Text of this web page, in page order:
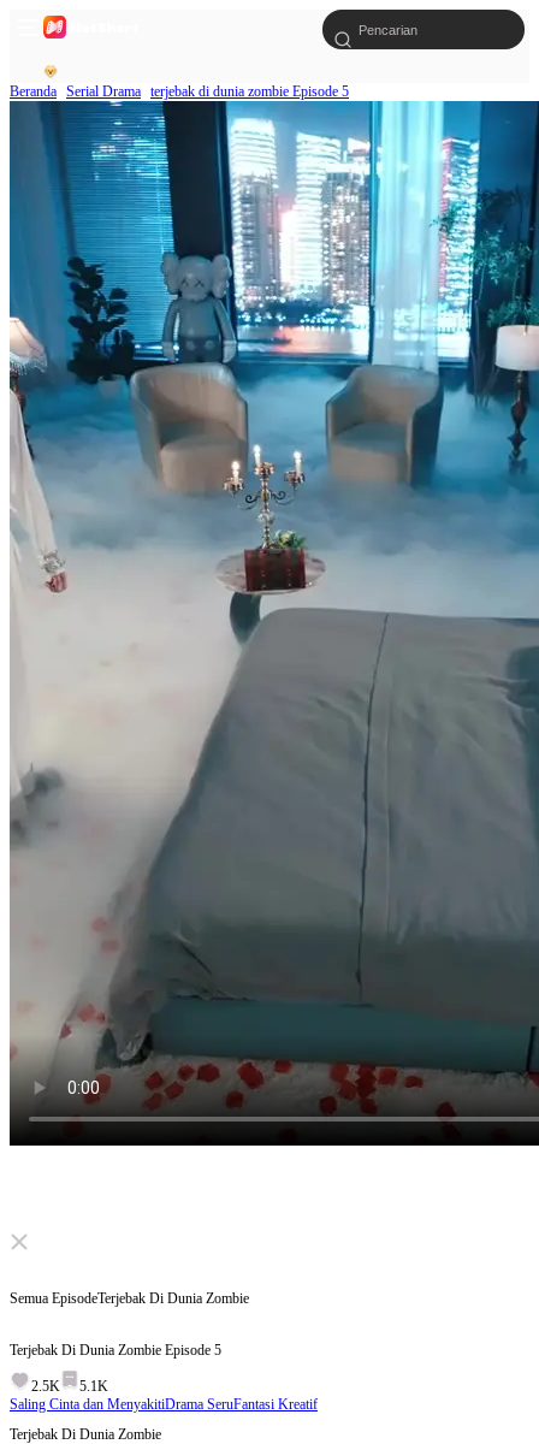
Beranda Serial Drama terjebak di dunia zombie Episode 5
Click to unmute
Semua EpisodeTerjebak Di Dunia Zombie
Terjebak Di Dunia Zombie Episode 5
2.5K
5.1K
Saling Cinta dan MenyakitiDrama SeruFantasi Kreatif
Terjebak Di Dunia Zombie